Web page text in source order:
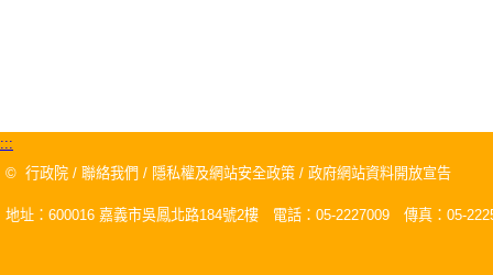
:::
© 行政院 / 聯絡我們 / 隱私權及網站安全政策 / 政府網站資料開放宣告
地址：600016 嘉義市吳鳳北路184號2樓 電話：05-2227009 傳真：05-